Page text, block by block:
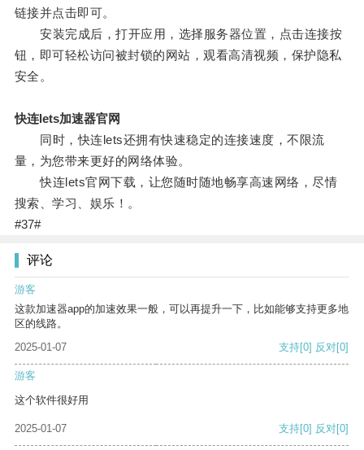
链接并点击即可。
安装完成后，打开应用，选择服务器位置，点击连接按
钮，即可轻松访问被封锁的网站，观看高清视频，保护隐私
安全。
快连lets加速器官网
同时，快连lets还拥有快速稳定的连接速度，不限流
量，为您带来更好的网络体验。
快连lets官网下载，让您随时随地畅享高速网络，尽情
搜索、学习、娱乐！。
#37#
评论
游客
这款加速器app的加速效果一般，可以再提升一下，比如能够支持更多地
区的线路。
2025-01-07
支持[0] 反对[0]
游客
这个软件很好用
2025-01-07 支持[0] 反对[0]